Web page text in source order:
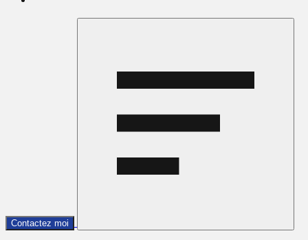
Contactez moi